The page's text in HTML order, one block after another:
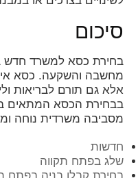
סיכום
בחירת כסא למשרד חדש
מחשבה והשקעה. כסא
אלא גם תורם לבריאות
בבחירת הכסא המתאים
מסביבה משרדית נוחה
חדשות
שלג בפתח תקווה